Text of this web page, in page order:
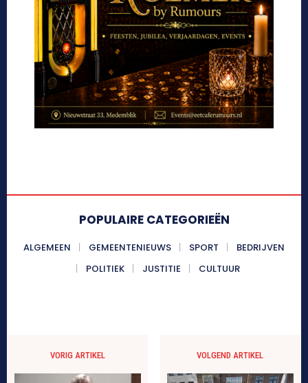
POPULAIRE CATEGORIEËN
ALGEMEEN GEMEENTENIEUWS SPORT
BEDRIJVEN
POLITIEK
JUSTITIE CULTUUR
VORIG ARTIKEL VOLGEND ARTIKEL